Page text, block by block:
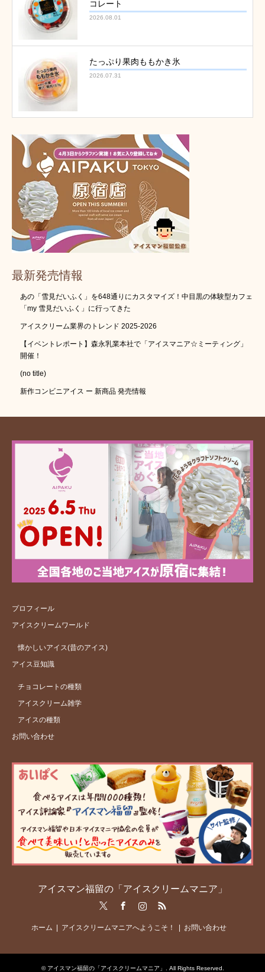
コレート
2026.08.01
たっぷり果肉ももかき氷
2026.07.31
最新発売情報
あの「雪見だいふく」を648通りにカスタマイズ！中目黒の体験型カフェ
「my 雪見だいふく」に行ってきた
アイスクリーム業界のトレンド 2025-2026
【イベントレポート】森永乳業本社で「アイスマニア☆ミーティング」
開催！
(no title)
新作コンビニアイス ー 新商品 発売情報
プロフィール
アイスクリームワールド
懐かしいアイス(昔のアイス)
アイス豆知識
チョコレートの種類
アイスクリーム雑学
アイスの種類
お問い合わせ
アイスマン福留の「アイスクリームマニア」
RSS
ホーム アイスクリームマニアへようこそ！ お問い合わせ
© アイスマン福留の「アイスクリームマニア」 . All Rights Reserved.